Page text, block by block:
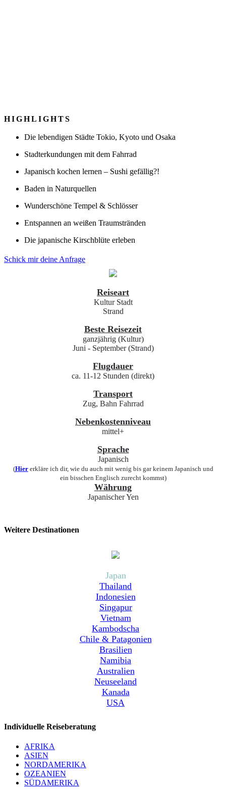
HIGHLIGHTS
Die lebendigen Städte Tokio, Kyoto und Osaka
Stadterkundungen mit dem Fahrrad
Japanisch kochen lernen – Sushi gefällig?!
Baden in Naturquellen
Wunderschöne Tempel & Schlösser
Entspannen an weißen Traumstränden
Die japanische Kirschblüte erleben
Schick mir deine Anfrage
Reiseart
Kultur Stadt
Strand
Beste Reisezeit
ganzjährig (Kultur)
Juni - September (Strand)
Flugdauer
ca. 11-12 Stunden (direkt)
Transport
Zug, Bahn Fahrrad
Nebenkostenniveau
mittel+
Sprache
Japanisch
(Hiererkläre ich dir, wie du auch mit wenig bis gar keinem Japanisch und
ein bisschen Englisch zurecht kommst)
Währung
Japanischer Yen
Weitere Destinationen
Japan
Thailand
Indonesien
Singapur
Vietnam
Kambodscha
Chile & Patagonien
Brasilien
Namibia
Australien
Neuseeland
Kanada
USA
Individuelle Reiseberatung
AFRIKA
ASIEN
NORDAMERIKA
OZEANIEN
SÜDAMERIKA